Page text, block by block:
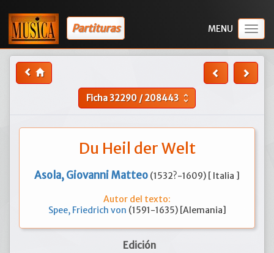
Partituras
Ficha32290 /208443 unfold_more
Du Heil der Welt
Asola, Giovanni Matteo (1532?-1609) [ Italia ]
Autor del texto:
Spee, Friedrich von (1591-1635) [Alemania]
Edición